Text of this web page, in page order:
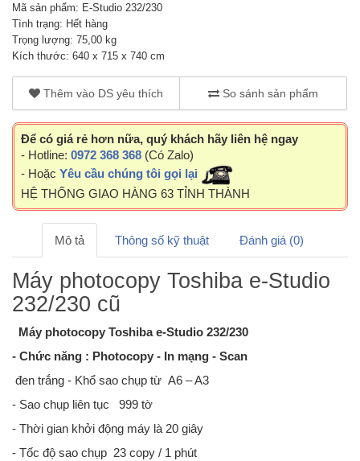
Mã sản phẩm: E-Studio 232/230
Tình trạng: Hết hàng
Trọng lượng: 75,00 kg
Kích thước: 640 x 715 x 740 cm
Thêm vào DS yêu thích So sánh sản phẩm
Để có giá rẻ hơn nữa, quý khách hãy liên hệ ngay
- Hotline: 0972 368 368 (Có Zalo)
- Hoặc Yêu cầu chúng tôi gọi lại
HỆ THỐNG GIAO HÀNG 63 TỈNH THÀNH
Mô tả Thông số kỹ thuật Đánh giá (0)
Máy photocopy Toshiba e-Studio
232/230 cũ
Máy photocopy Toshiba e-Studio 232/230
- Chức năng : Photocopy - In mạng - Scan
đen trắng - Khổ sao chụp từ A6 – A3
- Sao chụp liên tục 999 tờ
- Thời gian khởi động máy là 20 giây
- Tốc độ sao chụp 23 copy / 1 phút